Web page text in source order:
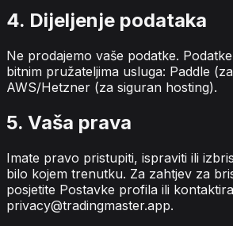
4. Dijeljenje podataka
Ne prodajemo vaše podatke.
bitnim pružateljima usluga: Paddle
AWS/Hetzner (za siguran hosting).
5. Vaša prava
Imate pravo pristupiti, ispraviti ili
bilo kojem trenutku. Za zahtjev za
posjetite Postavke profila ili
privacy@tradingmaster.app.